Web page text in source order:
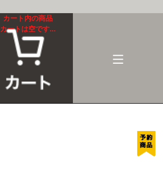
カート内の商品
カートは空です...